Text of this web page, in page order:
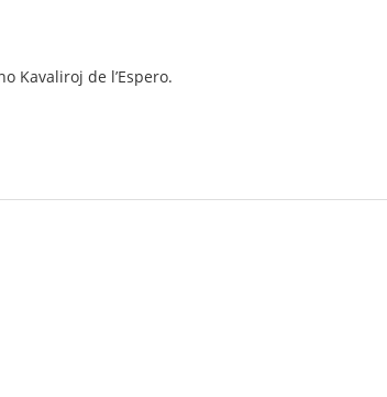
Kavaliroj de l’Espero.